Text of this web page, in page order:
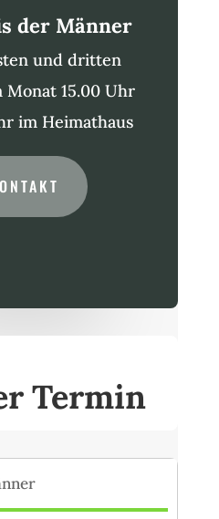
der Männer
und dritten
Monat 15.00 Uhr
im Heimathaus
Termin